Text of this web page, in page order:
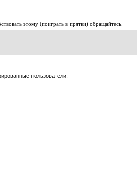
этому (поиграть в прятки) обращайтесь.
пользователи.